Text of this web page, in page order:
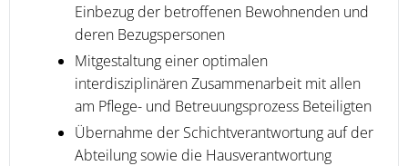
Einbezug der betroffenen Bewohnenden und
deren Bezugspersonen
Mitgestaltung einer optimalen
interdisziplinären Zusammenarbeit mit allen
am Pflege- und Betreuungsprozess Beteiligten
Übernahme der Schichtverantwortung auf der
Abteilung sowie die Hausverantwortung